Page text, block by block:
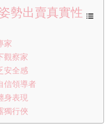
勢出賣真實性
家
觀察家
安全感
信領導者
身表現
獨行俠